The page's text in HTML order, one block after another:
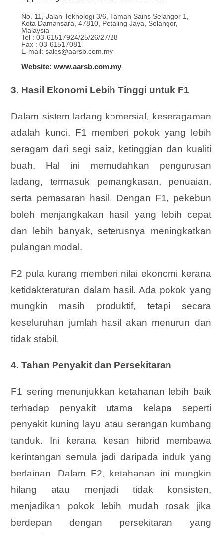
No. 11, Jalan Teknologi 3/6, Taman Sains Selangor 1,
Kota Damansara, 47810, Petaling Jaya, Selangor,
Malaysia
Tel : 03-61517924/25/26/27/28
Fax : 03-61517081
E-mail: sales@aarsb.com.my
Website: www.aarsb.com.my
3. Hasil Ekonomi Lebih Tinggi untuk F1
Dalam sistem ladang komersial, keseragaman
adalah kunci. F1 memberi pokok yang lebih
seragam dari segi saiz, ketinggian dan kualiti
buah. Hal ini memudahkan pengurusan
ladang, termasuk pemangkasan, penuaian,
serta pemasaran hasil. Dengan F1, pekebun
boleh menjangkakan hasil yang lebih cepat
dan lebih banyak, seterusnya meningkatkan
pulangan modal.
F2 pula kurang memberi nilai ekonomi kerana
ketidakteraturan dalam hasil. Ada pokok yang
mungkin masih produktif, tetapi secara
keseluruhan jumlah hasil akan menurun dan
tidak stabil.
4. Tahan Penyakit dan Persekitaran
F1 sering menunjukkan ketahanan lebih baik
terhadap penyakit utama kelapa seperti
penyakit kuning layu atau serangan kumbang
tanduk. Ini kerana kesan hibrid membawa
kerintangan semula jadi daripada induk yang
berlainan. Dalam F2, ketahanan ini mungkin
hilang atau menjadi tidak konsisten,
menjadikan pokok lebih mudah rosak jika
berdepan dengan persekitaran yang